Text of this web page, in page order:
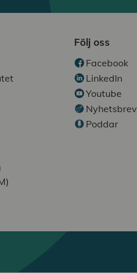
Följ oss
Facebook
LinkedIn
Youtube
Nyhetsbrev
Poddar